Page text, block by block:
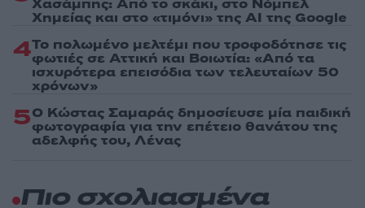
Χασάμπης: Από το σκάκι, στο Νόμπελ
Χημείας και στο «τιμόνι» της AI της Google
4Το πολωμένο μελτέμι που τροφοδότησε τις
φωτιές σε Αττική και Βοιωτία: «Από τα
ισχυρότερα επεισόδια των τελευταίων 50
χρόνων»
5Ο Κώστας Σαμαράς δημοσίευσε μία παιδική
φωτογραφία για την επέτειο θανάτου της
αδελφής του, Λένας
Πιο σχολιασμένα